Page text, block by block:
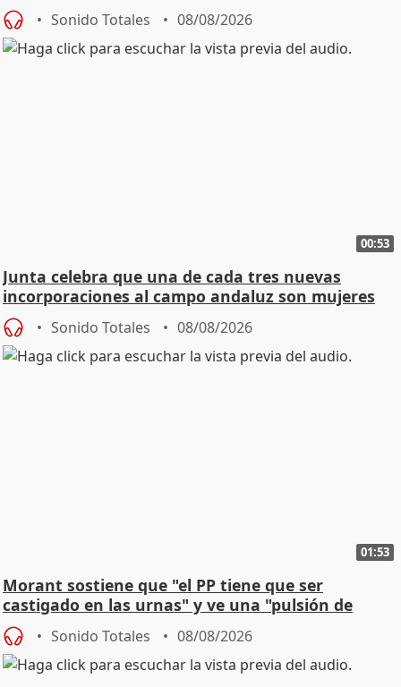
Sonido Totales 08/08/2026
00:53
Junta celebra que una de cada tres nuevas
incorporaciones al campo andaluz son mujeres
jóvenes
Sonido Totales 08/08/2026
01:53
Morant sostiene que "el PP tiene que ser
castigado en las urnas" y ve una "pulsión de
cambio"
Sonido Totales 08/08/2026